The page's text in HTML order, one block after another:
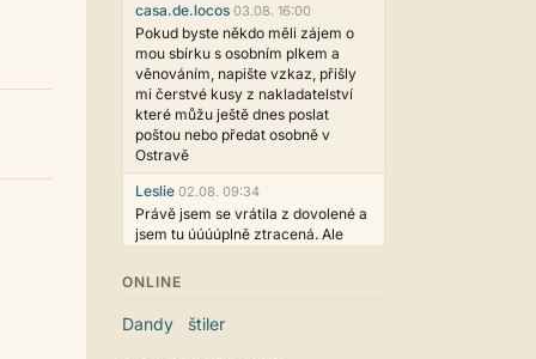
casa.de.locos 03.08. 16:00
Pokud byste někdo měli zájem o
mou sbírku s osobním plkem a
věnováním, napište vzkaz, přišly
mi čerstvé kusy z nakladatelství
které můžu ještě dnes poslat
poštou nebo předat osobně v
Ostravě
Leslie 02.08. 09:34
Právě jsem se vrátila z dovolené a
jsem tu úúúúplně ztracená. Ale
casa.de.locos
wow, toto je hodně nezvyk, ale
není to vůbec ošklivé
ONLINE
Dandy štiler